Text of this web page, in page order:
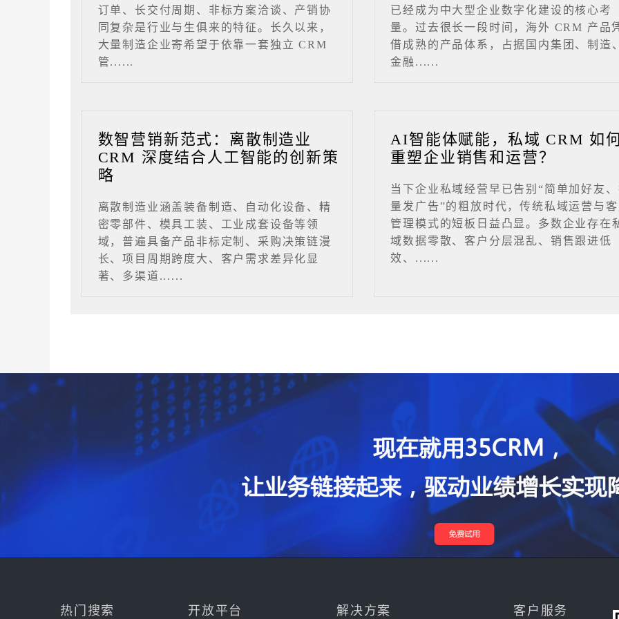
订单、长交付周期、非标方案洽谈、产销协
同复杂是行业与生俱来的特征。长久以来，
大量制造企业寄希望于依靠一套独立 CRM
管......
已经成为中大型企业数字化建设的核心考
量。过去很长一段时间，海外 CRM 产品
借成熟的产品体系，占据国内集团、制造、
金融......
数智营销新范式：离散制造业
CRM 深度结合人工智能的创新策
略
离散制造业涵盖装备制造、自动化设备、精
密零部件、模具工装、工业成套设备等领
域，普遍具备产品非标定制、采购决策链漫
长、项目周期跨度大、客户需求差异化显
著、多渠道......
AI智能体赋能，私域 CRM 如
重塑企业销售和运营？
当下企业私域经营早已告别“简单加好友
量发广告”的粗放时代，传统私域运营与客
管理模式的短板日益凸显。多数企业存在
域数据零散、客户分层混乱、销售跟进低
效、......
热门搜索 开放平台 解决方案 客户服务